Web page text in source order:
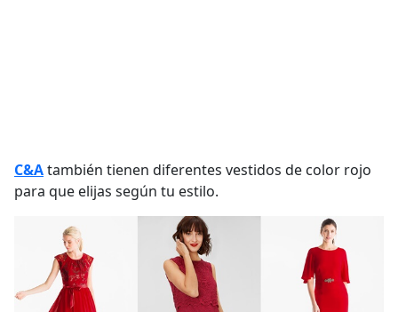
C&Atambién tienen diferentes vestidos de color rojo
para que elijas según tu estilo.